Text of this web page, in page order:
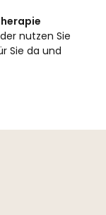
nutzen Sie
Sie da und